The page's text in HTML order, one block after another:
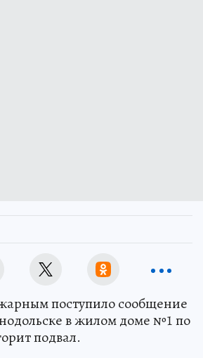
поступило сообщение
в жилом доме №1 по
подвал.